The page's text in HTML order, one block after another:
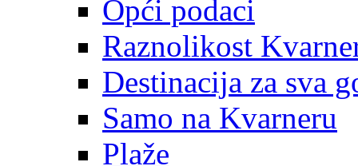
Opći podaci
Raznolikost
Destinacija za sva
Samo na Kvarneru
Plaže